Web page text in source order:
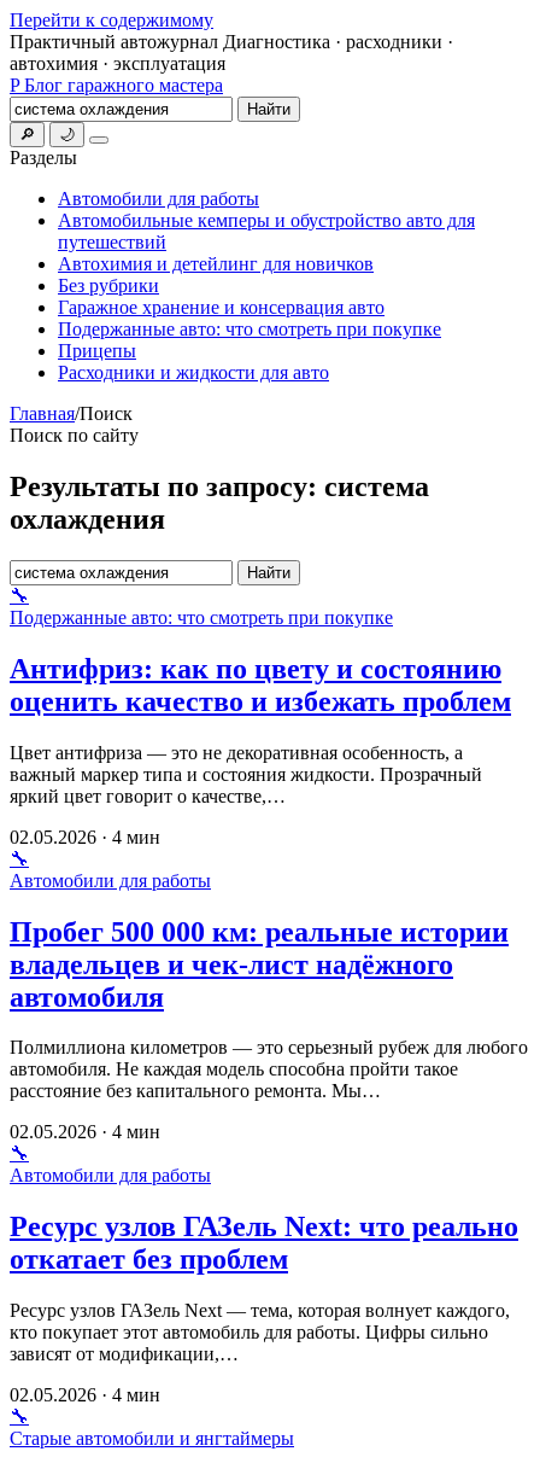
Перейти к содержимому
Практичный автожурнал Диагностика · расходники ·
автохимия · эксплуатация
P Блог гаражного мастера
Поиск
Найти
🔎
🌙
Меню
Разделы
Автомобили для работы
Автомобильные кемперы и обустройство авто для
путешествий
Автохимия и детейлинг для новичков
Без рубрики
Гаражное хранение и консервация авто
Подержанные авто: что смотреть при покупке
Прицепы
Расходники и жидкости для авто
Главная/Поиск
Поиск по сайту
Результаты по запросу: система
охлаждения
Поиск Найти
🔧
Подержанные авто: что смотреть при покупке
Антифриз: как по цвету и состоянию
оценить качество и избежать проблем
Цвет антифриза — это не декоративная особенность, а
важный маркер типа и состояния жидкости. Прозрачный
яркий цвет говорит о качестве,…
02.05.2026 · 4 мин
🔧
Автомобили для работы
Пробег 500 000 км: реальные истории
владельцев и чек-лист надёжного
автомобиля
Полмиллиона километров — это серьезный рубеж для любого
автомобиля. Не каждая модель способна пройти такое
расстояние без капитального ремонта. Мы…
02.05.2026 · 4 мин
🔧
Автомобили для работы
Ресурс узлов ГАЗель Next: что реально
откатает без проблем
Ресурс узлов ГАЗель Next — тема, которая волнует каждого,
кто покупает этот автомобиль для работы. Цифры сильно
зависят от модификации,…
02.05.2026 · 4 мин
🔧
Старые автомобили и янгтаймеры